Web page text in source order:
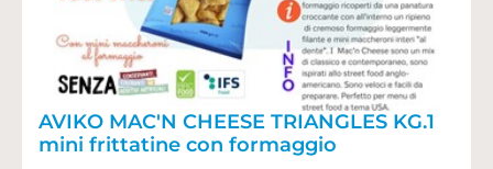
AVIKO MAC'N CHEESE TRIANGLES KG.1
mini frittatine con formaggio